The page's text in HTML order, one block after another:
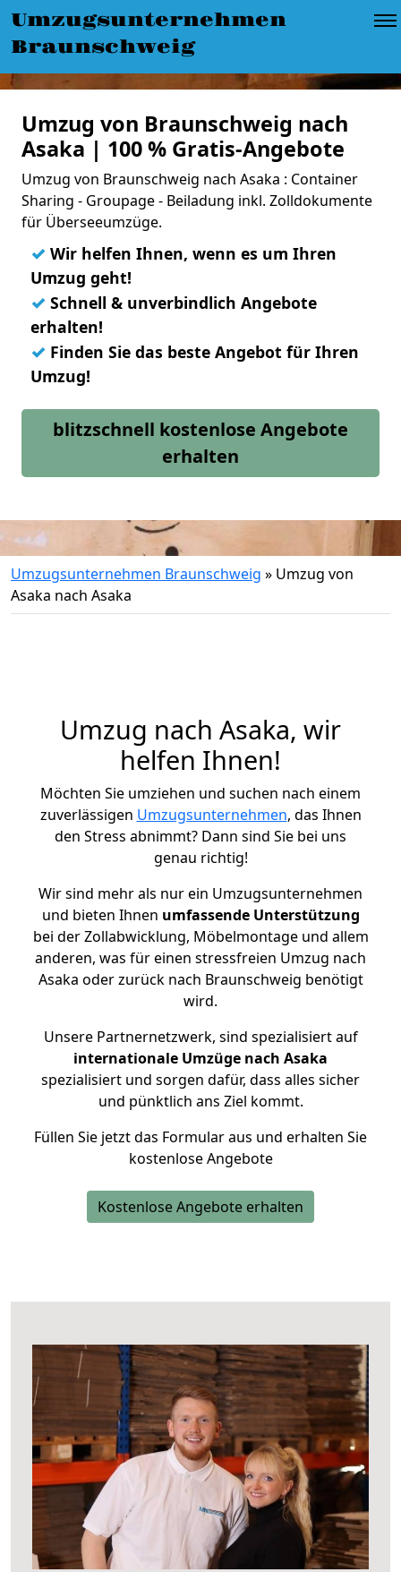
Umzugsunternehmen
Braunschweig
Umzug von Braunschweig nach
Asaka | 100 % Gratis-Angebote
Umzug von Braunschweig nach Asaka : Container
Sharing - Groupage - Beiladung inkl. Zolldokumente
für Überseeumzüge.
✓ Wir helfen Ihnen, wenn es um Ihren
Umzug geht!
✓ Schnell & unverbindlich Angebote
erhalten!
✓ Finden Sie das beste Angebot für Ihren
Umzug!
blitzschnell kostenlose Angebote
erhalten
Umzugsunternehmen Braunschweig » Umzug von
Asaka nach Asaka
Umzug nach Asaka, wir
helfen Ihnen!
Möchten Sie umziehen und suchen nach einem
zuverlässigen Umzugsunternehmen, das Ihnen
den Stress abnimmt? Dann sind Sie bei uns
genau richtig!
Wir sind mehr als nur ein Umzugsunternehmen
und bieten Ihnen umfassende Unterstützung
bei der Zollabwicklung, Möbelmontage und allem
anderen, was für einen stressfreien Umzug nach
Asaka oder zurück nach Braunschweig benötigt
wird.
Unsere Partnernetzwerk, sind spezialisiert auf
internationale Umzüge nach Asaka
spezialisiert und sorgen dafür, dass alles sicher
und pünktlich ans Ziel kommt.
Füllen Sie jetzt das Formular aus und erhalten Sie
kostenlose Angebote
Kostenlose Angebote erhalten